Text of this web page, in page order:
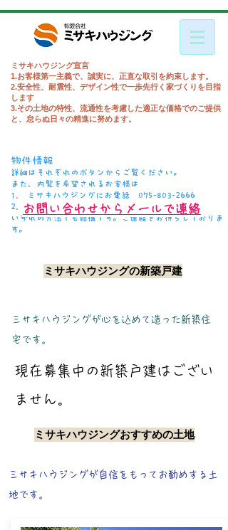
ミサキハウジング宣言
1.お客様第一主義で、誠実に、正直な取引を約束します。
2.安全性、耐震性、デザイン性で一歩先行く家づくりを目指
します
3.その土地の特性、流通性を考慮した適正な価格でのご提供
と、怠らぬ日々の精進に努めます。
物件情報
詳細はそれぞれのボタンからご覧ください。
また、内覧を希望されるお客様は
1. ミサキハウジングにお電話 075-803-2666
2.
​いずれの方法でも結構です。ご連絡をお待ちしておりま
す。
お問い合わせからメールで連絡
ミサキハウジングの新築戸建
​ミサキハウジングが心を込めて造った新築住
宅です。
現在募集中の新築戸建はござい
ません。
ミサキハウジングおすすめの土地
​ミサキハウジングが自信をもってお勧めする土
地です。